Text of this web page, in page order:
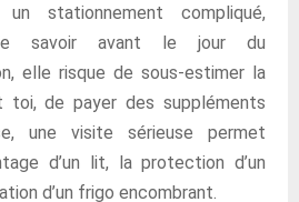
stationnement compliqué,
le savoir avant le jour du
elle risque de sous-estimer la
toi, de payer des suppléments
une visite sérieuse permet
d’un lit, la protection d’un
d’un frigo encombrant.